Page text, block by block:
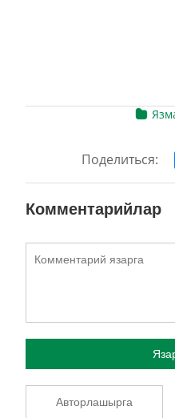
Поделиться:
Комментарийлар
Авторлашырга